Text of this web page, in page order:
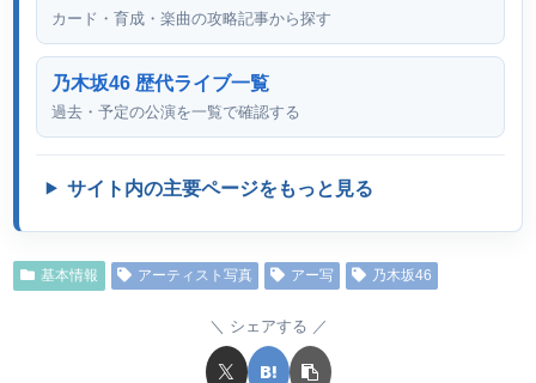
カード・育成・楽曲の攻略記事から探す
乃木坂46 歴代ライブ一覧
過去・予定の公演を一覧で確認する
サイト内の主要ページをもっと見る
基本情報 アーティスト写真 アー写 乃木坂46
シェアする